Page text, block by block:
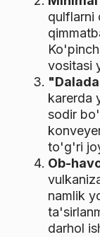
qulflarni
vositasi
karerda
sodir
to'g'ri
Ob-
namlik
darhol